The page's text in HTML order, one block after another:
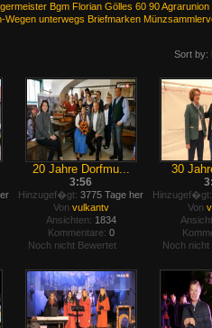
Bgm Florian Gölles 60 90 Agrarunion
Wegen unterwegs Briefmarken
Sort by:
20 Jahre Dorfmu...
3:56
Hinzugef�gt: 3775 Tage her
Von vulkantv
Ansichten: 1834
Kommentare: 0
Noch nicht Bewertet
30
Hinzugef�gt:
Von
Noch nicht